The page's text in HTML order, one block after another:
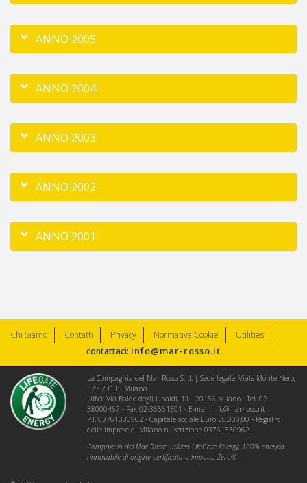
ANNO 2005
ANNO 2004
ANNO 2003
ANNO 2002
ANNO 2001
Chi Siamo Contatti Privacy Normativa Cookie
Utilities
contattaci: info@mar-rosso.it
La Compagnia del Mar Rosso S.r.l. | Sede legale: Viale Monte Nero,
32 - 20135 Milano
Uffici: Via Baldo degli Ubaldi, 11 - 20156 Milano - Tel. 02-
38000467 - Fax 02-36561501 - E-mail info@mar-rosso.it
P.I. 03761330962 - Capitale sociale Euro 30.000,00 - Registro
delle imprese di Milano n. iscrizione 03761330962
Compagnia del Mar Rosso utilizza LifeGate Energy, 100% energia
rinnovabile di origine certificata a Impatto Zero®